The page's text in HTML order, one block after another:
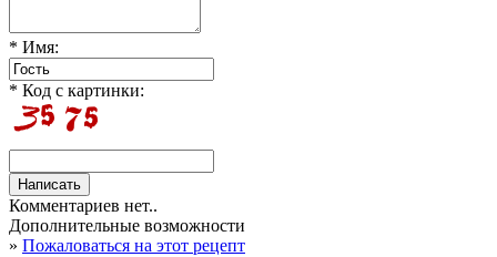
* Имя:
* Код с картинки:
Комментариев нет..
Дополнительные возможности
» Пожаловаться на этот рецепт